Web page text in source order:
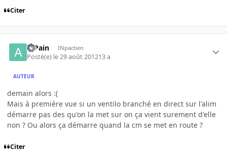
Citer
atPain INpactien
Posté(e) le 29 août 201213 a
AUTEUR
demain alors :(
Mais à première vue si un ventilo branché en direct sur l'alim
démarre pas des qu'on la met sur on ça vient surement d'elle
non ? Ou alors ça démarre quand la cm se met en route ?
Citer